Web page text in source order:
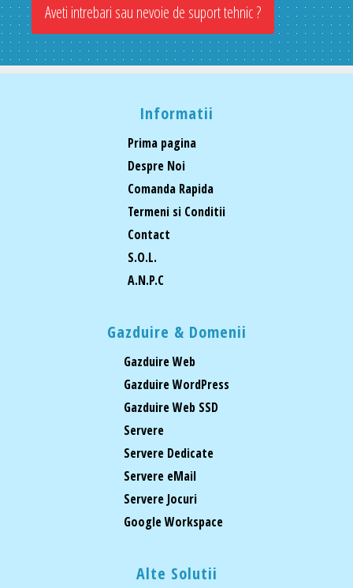
Aveti intrebari sau nevoie de suport tehnic ?
Informatii
Prima pagina
Despre Noi
Comanda Rapida
Termeni si Conditii
Contact
S.O.L.
A.N.P.C
Gazduire & Domenii
Gazduire Web
Gazduire WordPress
Gazduire Web SSD
Servere
Servere Dedicate
Servere eMail
Servere Jocuri
Google Workspace
Alte Solutii